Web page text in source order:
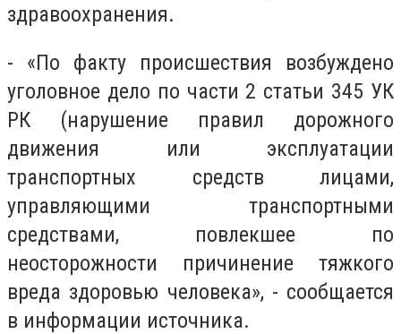
здравоохранения.
- «По факту происшествия возбуждено
уголовное дело по части 2 статьи 345 УК
РК (нарушение правил дорожного
движения или эксплуатации
транспортных средств лицами,
управляющими транспортными
средствами, повлекшее по
неосторожности причинение тяжкого
вреда здоровью человека», - сообщается
в информации источника.